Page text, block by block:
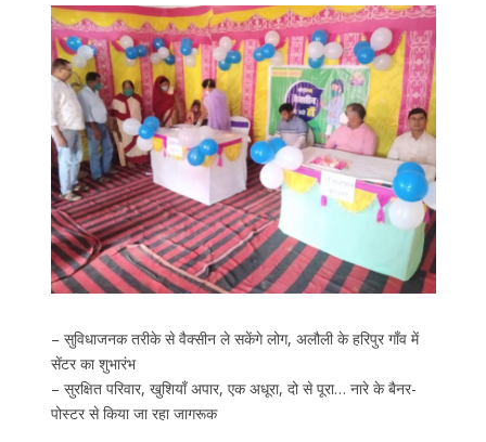
– सुविधाजनक तरीके से वैक्सीन ले सकेंगे लोग, अलौली के हरिपुर गाँव में
सेंटर का शुभारंभ
– सुरक्षित परिवार, खुशियाँ अपार, एक अधूरा, दो से पूरा… नारे के बैनर-
पोस्टर से किया जा रहा जागरूक